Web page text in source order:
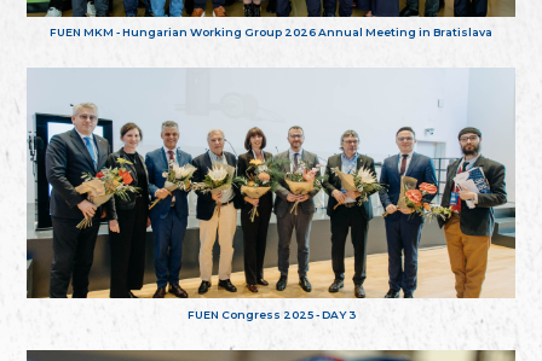
FUEN MKM - Hungarian Working Group 2026 Annual Meeting in Bratislava
FUEN Congress 2025 - DAY 3